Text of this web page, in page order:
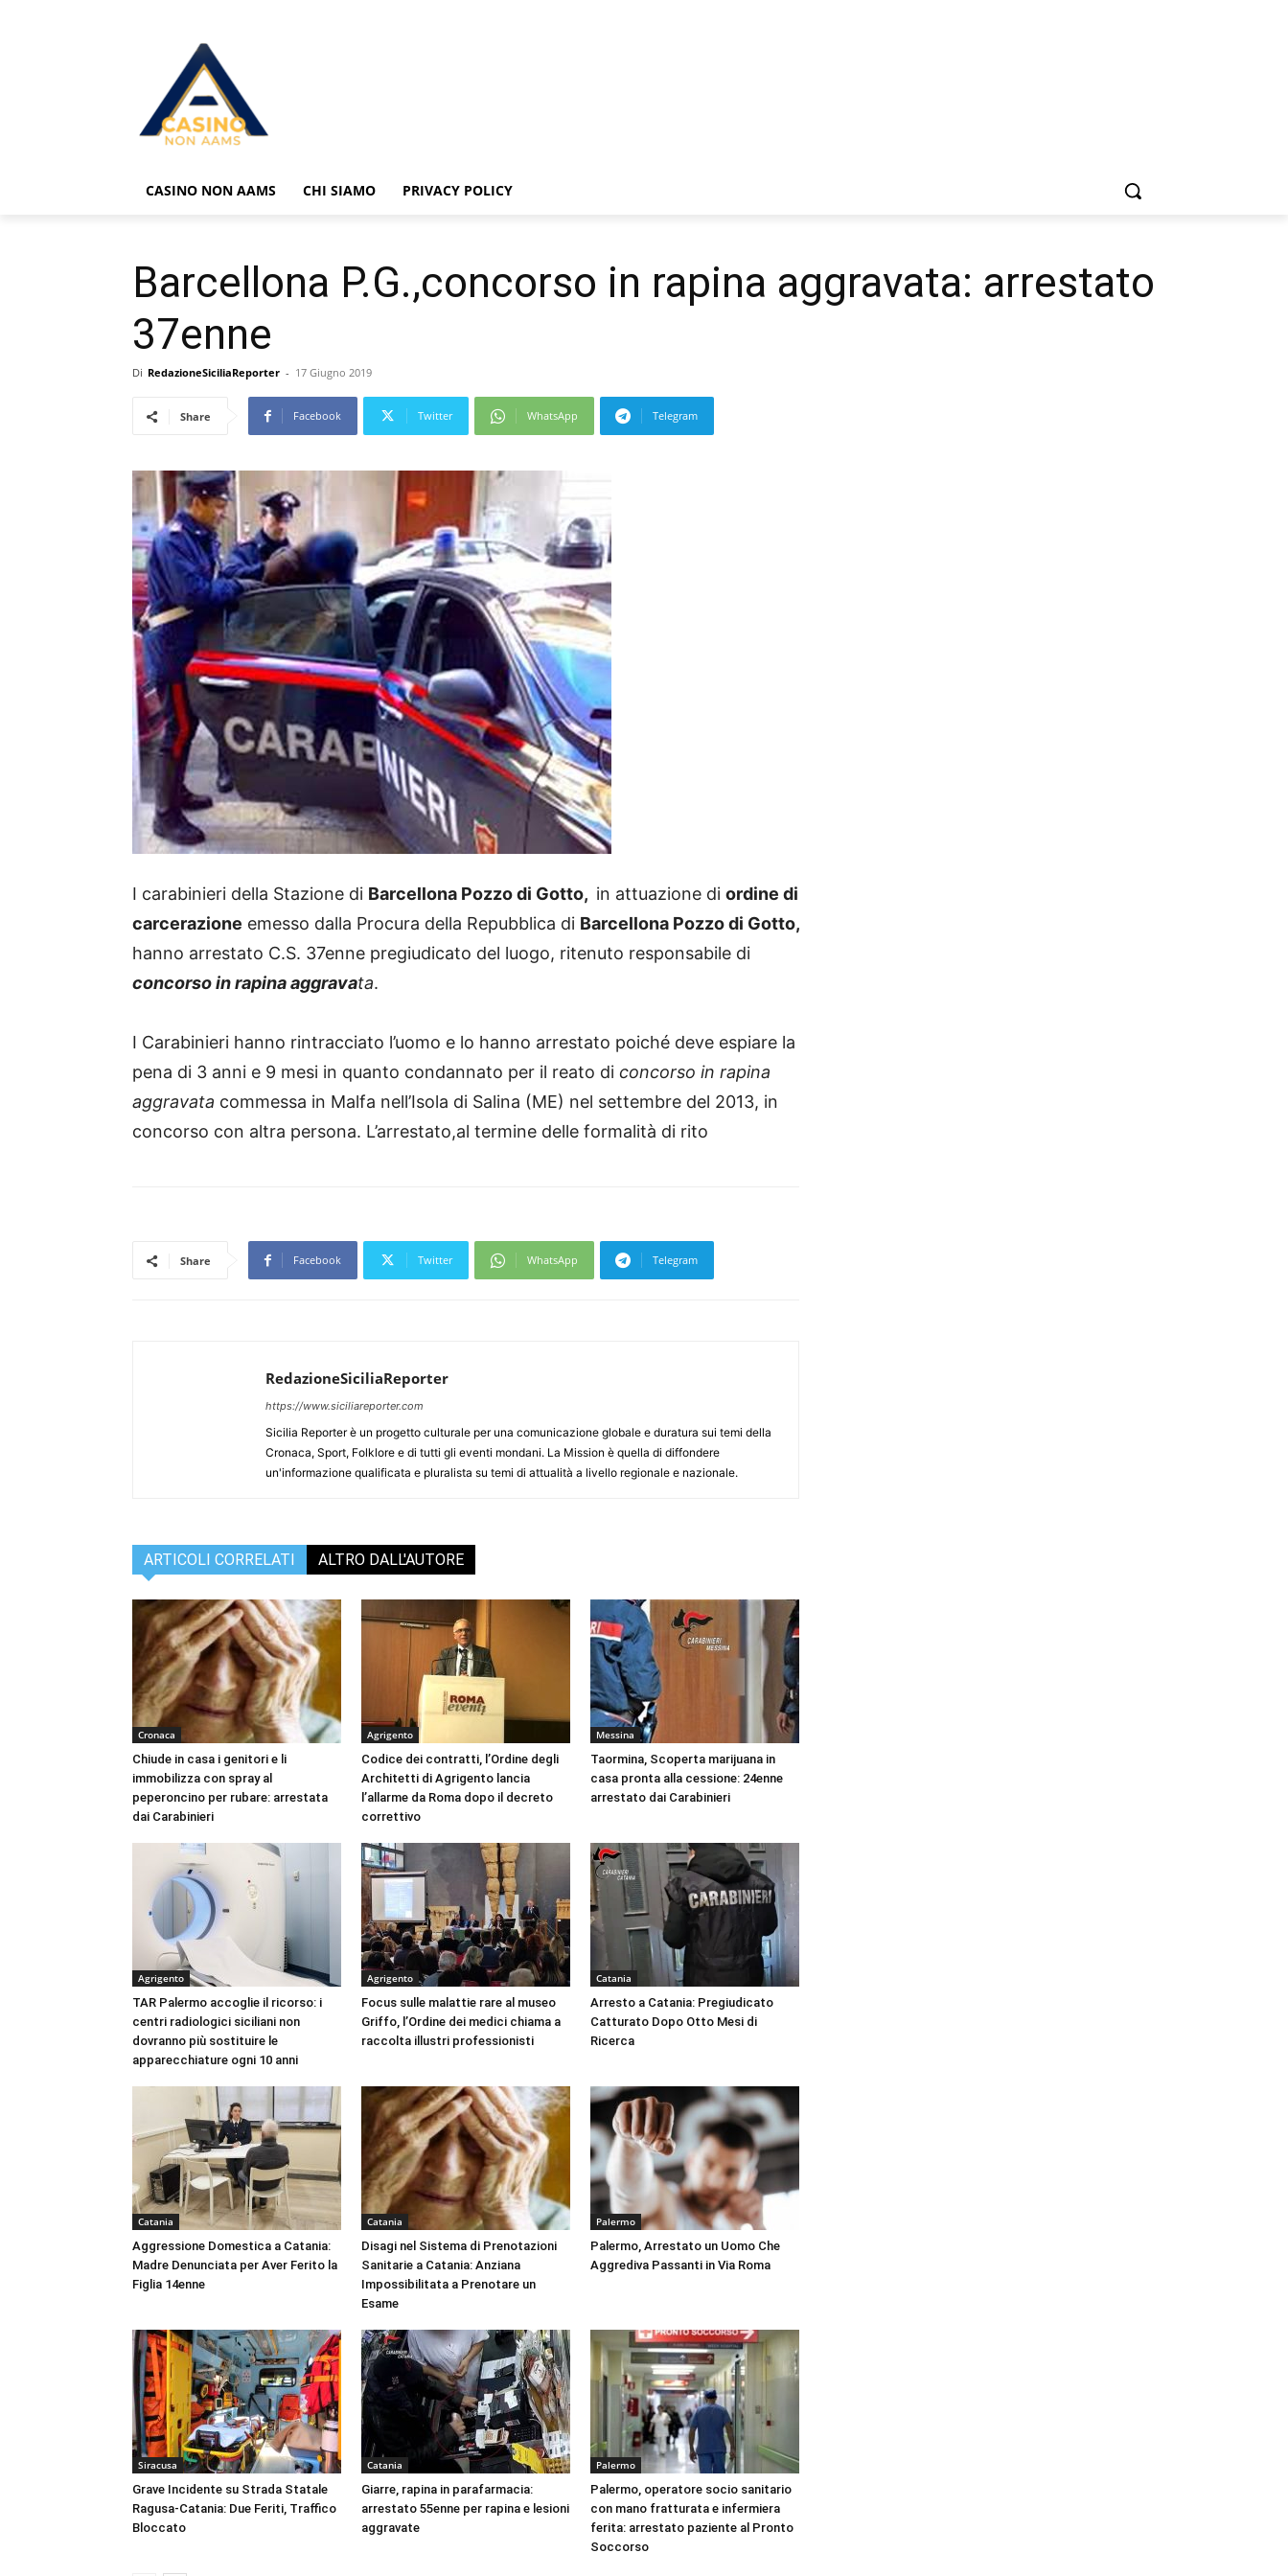
CASINO NON AAMS CHI SIAMO PRIVACY POLICY
Barcellona P.G.,concorso in rapina aggravata: arrestato
37enne
Di RedazioneSiciliaReporter - 17 Giugno 2019
Share Facebook Twitter WhatsApp Telegram
I carabinieri della Stazione di Barcellona Pozzo di Gotto, in attuazione di ordine di
carcerazione emesso dalla Procura della Repubblica di Barcellona Pozzo di Gotto,
hanno arrestato C.S. 37enne pregiudicato del luogo, ritenuto responsabile di
concorso in rapina aggravata.
I Carabinieri hanno rintracciato l’uomo e lo hanno arrestato poiché deve espiare la
pena di 3 anni e 9 mesi in quanto condannato per il reato di concorso in rapina
aggravata commessa in Malfa nell’Isola di Salina (ME) nel settembre del 2013, in
concorso con altra persona. L’arrestato,al termine delle formalità di rito
Share Facebook Twitter WhatsApp Telegram
RedazioneSiciliaReporter
https://www.siciliareporter.com
Sicilia Reporter è un progetto culturale per una comunicazione globale e duratura sui temi della
Cronaca, Sport, Folklore e di tutti gli eventi mondani. La Mission è quella di diffondere
un'informazione qualificata e pluralista su temi di attualità a livello regionale e nazionale.
ARTICOLI CORRELATI ALTRO DALL'AUTORE
Cronaca
Chiude in casa i genitori e li
immobilizza con spray al
peperoncino per rubare: arrestata
dai Carabinieri
Agrigento
Codice dei contratti, l’Ordine degli
Architetti di Agrigento lancia
l’allarme da Roma dopo il decreto
correttivo
Messina
Taormina, Scoperta marijuana in
casa pronta alla cessione: 24enne
arrestato dai Carabinieri
Agrigento
TAR Palermo accoglie il ricorso: i
centri radiologici siciliani non
dovranno più sostituire le
apparecchiature ogni 10 anni
Agrigento
Focus sulle malattie rare al museo
Griffo, l’Ordine dei medici chiama a
raccolta illustri professionisti
Catania
Arresto a Catania: Pregiudicato
Catturato Dopo Otto Mesi di
Ricerca
Catania
Aggressione Domestica a Catania:
Madre Denunciata per Aver Ferito la
Figlia 14enne
Catania
Disagi nel Sistema di Prenotazioni
Sanitarie a Catania: Anziana
Impossibilitata a Prenotare un
Esame
Palermo
Palermo, Arrestato un Uomo Che
Aggrediva Passanti in Via Roma
Siracusa
Grave Incidente su Strada Statale
Ragusa-Catania: Due Feriti, Traffico
Bloccato
Catania
Giarre, rapina in parafarmacia:
arrestato 55enne per rapina e lesioni
aggravate
Palermo
Palermo, operatore socio sanitario
con mano fratturata e infermiera
ferita: arrestato paziente al Pronto
Soccorso